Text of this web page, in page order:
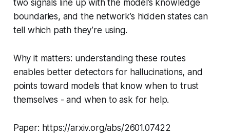
two signals line up with the model’s knowledge
boundaries, and the network’s hidden states can
tell which path they’re using.
Why it matters: understanding these routes
enables better detectors for hallucinations, and
points toward models that know when to trust
themselves - and when to ask for help.
Paper: https://arxiv.org/abs/2601.07422